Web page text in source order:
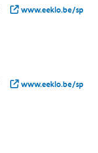
www.eeklo.be/
www.eeklo.be/